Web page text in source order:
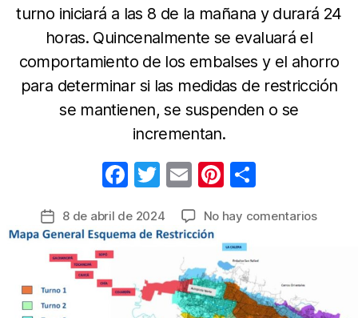
turno iniciará a las 8 de la mañana y durará 24
horas. Quincenalmente se evaluará el
comportamiento de los embalses y el ahorro
para determinar si las medidas de restricción
se mantienen, se suspenden o se
incrementan.
F
c
b
o
T
itt
er
E
ail
Pi
er
e
st
m
ar
tir
Fecha
de
la
entrada
8 de abril de 2024 No hay comentariosen